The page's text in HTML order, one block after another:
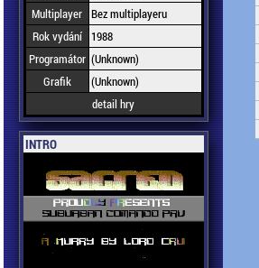
Multiplayer Bez multiplayeru
Rok vydání
1988
Programátor (Unknown)
Grafik
(Unknown)
detail hry
INTRO